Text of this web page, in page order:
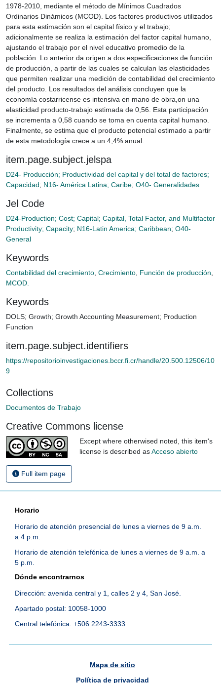
1978-2010, mediante el método de Mínimos Cuadrados
Ordinarios Dinámicos (MCOD). Los factores productivos utilizados
para esta estimación son el capital físico y el trabajo;
adicionalmente se realiza la estimación del factor capital humano,
ajustando el trabajo por el nivel educativo promedio de la
población. Lo anterior da origen a dos especificaciones de función
de producción, a partir de las cuales se calculan las elasticidades
que permiten realizar una medición de contabilidad del crecimiento
del producto. Los resultados del análisis concluyen que la
economía costarricense es intensiva en mano de obra,on una
elasticidad producto-trabajo estimada de 0,56. Esta participación
se incrementa a 0,58 cuando se toma en cuenta capital humano.
Finalmente, se estima que el producto potencial estimado a partir
de esta metodología crece a un 4,4% anual.
item.page.subject.jelspa
D24- Producción; Productividad del capital y del total de factores;
Capacidad; N16- América Latina; Caribe; O40- Generalidades
Jel Code
D24-Production; Cost; Capital; Capital, Total Factor, and Multifactor
Productivity; Capacity; N16-Latin America; Caribbean; O40-
General
Keywords
Contabilidad del crecimiento Crecimiento Función de producción
MCOD.
Keywords
DOLS; Growth; Growth Accounting Measurement; Production
Function
item.page.subject.identifiers
https://repositorioinvestigaciones.bccr.fi.cr/handle/20.500.12506/10
9
Collections
Documentos de Trabajo
Creative Commons license
Except where otherwised noted, this item's
license is described asAcceso abierto
Full item page
Horario
Horario de atención presencial de lunes a viernes de 9 a.m.
a 4 p.m.
Horario de atención telefónica de lunes a viernes de 9 a.m. a
5 p.m.
Dónde encontrarnos
Dirección: avenida central y 1, calles 2 y 4, San José.
Apartado postal: 10058-1000
Central telefónica: +506 2243-3333
Mapa de sitio
Política de privacidad